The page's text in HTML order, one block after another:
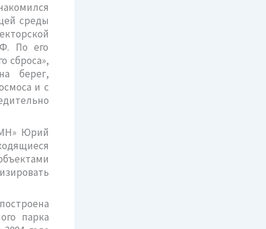
среды
По его
сброса»,
берег,
и с
Юрий
парка